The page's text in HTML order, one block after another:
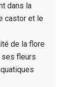
dans la
castor et le
de la flore
ses fleurs